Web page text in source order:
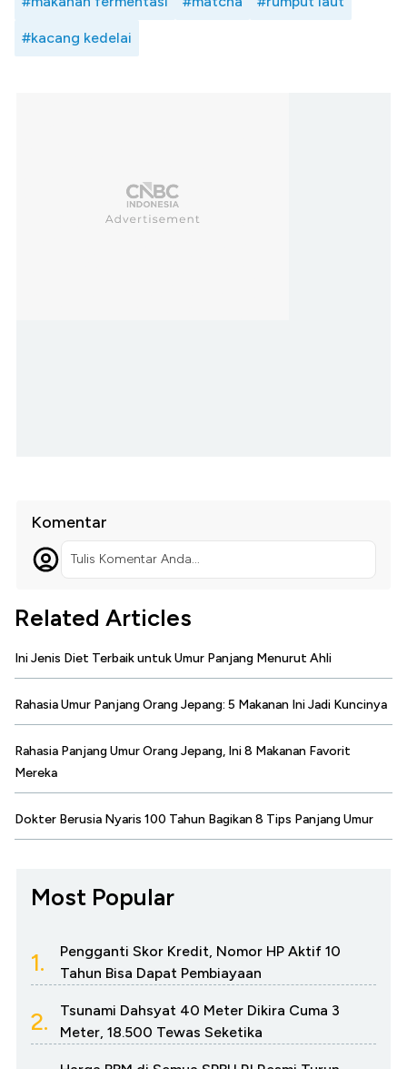
#kacang kedelai
Komentar
Tulis Komentar Anda...
Related Articles
Ini Jenis Diet Terbaik untuk Umur Panjang Menurut Ahli
Rahasia Umur Panjang Orang Jepang: 5 Makanan Ini Jadi Kuncinya
Rahasia Panjang Umur Orang Jepang, Ini 8 Makanan Favorit
Mereka
Dokter Berusia Nyaris 100 Tahun Bagikan 8 Tips Panjang Umur
Most Popular
1.
Pengganti Skor Kredit, Nomor HP Aktif 10
Tahun Bisa Dapat Pembiayaan
2.
Tsunami Dahsyat 40 Meter Dikira Cuma 3
Meter, 18.500 Tewas Seketika